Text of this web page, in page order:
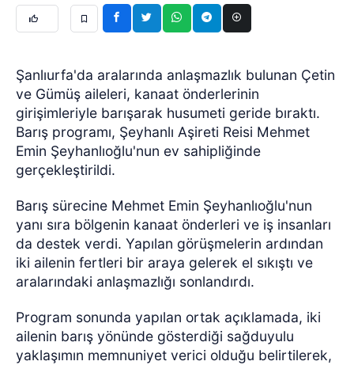
Şanlıurfa'da aralarında anlaşmazlık bulunan Çetin
ve Gümüş aileleri, kanaat önderlerinin
girişimleriyle barışarak husumeti geride bıraktı.
Barış programı, Şeyhanlı Aşireti Reisi Mehmet
Emin Şeyhanlıoğlu'nun ev sahipliğinde
gerçekleştirildi.
Barış sürecine Mehmet Emin Şeyhanlıoğlu'nun
yanı sıra bölgenin kanaat önderleri ve iş insanları
da destek verdi. Yapılan görüşmelerin ardından
iki ailenin fertleri bir araya gelerek el sıkıştı ve
aralarındaki anlaşmazlığı sonlandırdı.
Program sonunda yapılan ortak açıklamada, iki
ailenin barış yönünde gösterdiği sağduyulu
yaklaşımın memnuniyet verici olduğu belirtilerek,